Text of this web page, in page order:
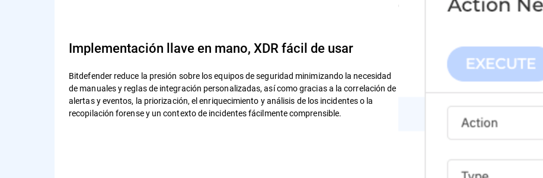
Implementación llave en mano, XDR fácil de usar
Bitdefender reduce la presión sobre los equipos de seguridad minimizando la necesidad
de manuales y reglas de integración personalizadas, así como gracias a la correlación de
alertas y eventos, la priorización, el enriquecimiento y análisis de los incidentes o la
recopilación forense y un contexto de incidentes fácilmente comprensible.